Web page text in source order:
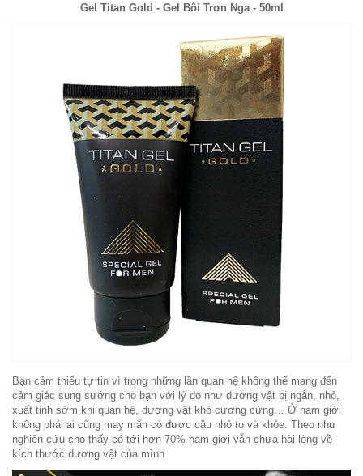
Gel Titan Gold - Gel Bôi Trơn Nga - 50ml
Bạn cảm thiếu tự tin vì trong những lần quan hệ không thể mang đến
cảm giác sung sướng cho bạn với lý do như dương vật bị ngắn, nhỏ,
xuất tinh sớm khi quan hệ, dương vật khó cương cứng… Ở nam giới
không phải ai cũng may mắn có được cậu nhỏ to và khỏe. Theo như
nghiên cứu cho thấy có tới hơn 70% nam giới vẫn chưa hài lòng về
kích thước dương vật của mình